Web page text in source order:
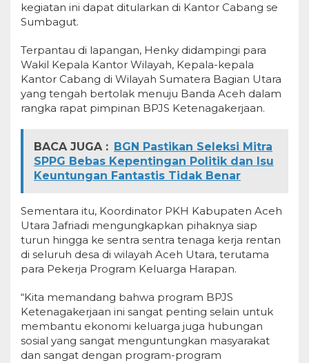
kegiatan ini dapat ditularkan di Kantor Cabang se
Sumbagut.
Terpantau di lapangan, Henky didampingi para
Wakil Kepala Kantor Wilayah, Kepala-kepala
Kantor Cabang di Wilayah Sumatera Bagian Utara
yang tengah bertolak menuju Banda Aceh dalam
rangka rapat pimpinan BPJS Ketenagakerjaan.
BACA JUGA : BGN Pastikan Seleksi Mitra
SPPG Bebas Kepentingan Politik dan Isu
Keuntungan Fantastis Tidak Benar
Sementara itu, Koordinator PKH Kabupaten Aceh
Utara Jafriadi mengungkapkan pihaknya siap
turun hingga ke sentra sentra tenaga kerja rentan
di seluruh desa di wilayah Aceh Utara, terutama
para Pekerja Program Keluarga Harapan.
“Kita memandang bahwa program BPJS
Ketenagakerjaan ini sangat penting selain untuk
membantu ekonomi keluarga juga hubungan
sosial yang sangat menguntungkan masyarakat
dan sangat dengan program-program